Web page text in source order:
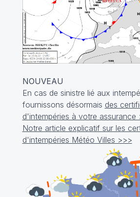
NOUVEAU
En cas de sinistre lié aux
fournissons désormais des
d'intempéries à votre assurance
Notre article explicatif sur les
d'intempéries Météo Villes >>>